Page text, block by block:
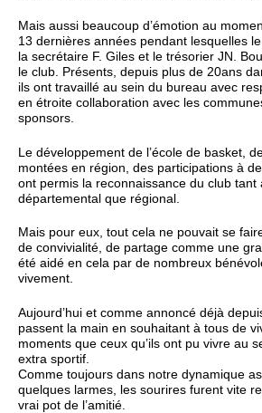
Mais aussi beaucoup d’émotion au
13 dernières années pendant lesquelles
la secrétaire F. Giles et le trésorier JN.
le club. Présents, depuis plus de 20ans
ils ont travaillé au sein du bureau avec
en étroite collaboration avec les
sponsors.
Le développement de l’école de basket,
montées en région, des participations à
ont permis la reconnaissance du club tant
départemental que régional.
Mais pour eux, tout cela ne pouvait se
de convivialité, de partage comme une
été aidé en cela par de nombreux
vivement.
Aujourd’hui et comme annoncé déjà
passent la main en souhaitant à tous de
moments que ceux qu’ils ont pu vivre au
extra sportif.
Comme toujours dans notre dynamique
quelques larmes, les sourires furent vite
vrai pot de l’amitié.